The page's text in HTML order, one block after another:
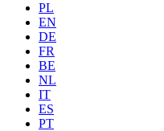
PL
EN
DE
FR
BE
NL
IT
ES
PT